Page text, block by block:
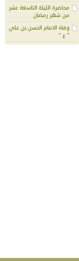
محاضرة الليلة التاسعة عشر
من شهر رمضان
وفاة الامام الحسن بن علي
” ع “